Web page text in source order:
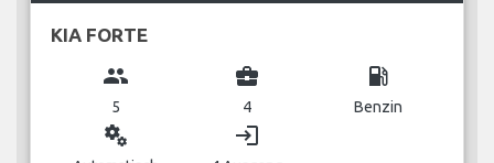
KIA FORTE
group
5
business_center
4
local_gas_station
Benzin
miscellaneous_services login